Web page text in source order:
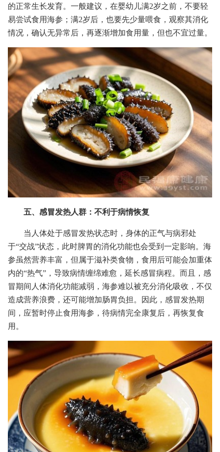
的正常生长发育。一般建议，在婴幼儿满2岁之前，不要轻
易尝试食用海参；满2岁后，也要先少量喂食，观察其消化
情况，确认无异常后，再逐渐增加食用量，但也不宜过量。
五、感冒发热人群：不利于病情恢复
当人体处于感冒发热状态时，身体的正气与病邪处
于“交战”状态，此时脾胃的消化功能也会受到一定影响。海
参虽然营养丰富，但属于滋补类食物，食用后可能会加重体
内的“热气”，导致病情缠绵难愈，延长感冒病程。而且，感
冒期间人体消化功能减弱，海参难以被充分消化吸收，不仅
造成营养浪费，还可能增加肠胃负担。因此，感冒发热期
间，应暂时停止食用海参，待病情完全康复后，再恢复食
用。